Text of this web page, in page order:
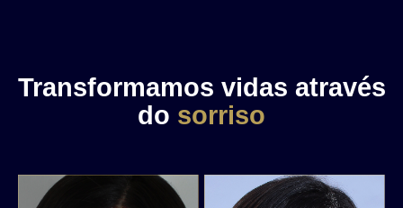
Transformamos vidas através
do sorriso